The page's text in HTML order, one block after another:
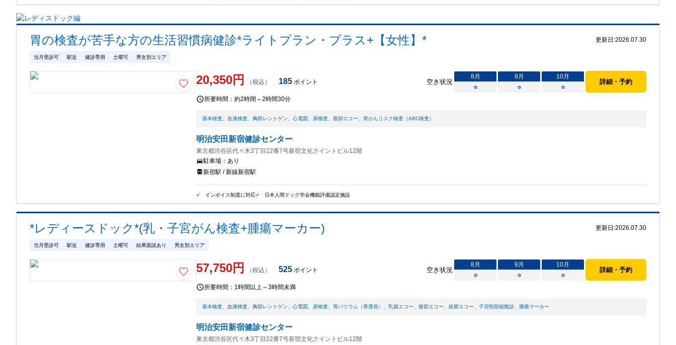
胃の検査が苦手な方の生活習慣病健診*ライトプラン・プラス+【女性】* 更新日:2026.07.30
当月受診可 駅近 健診専用 土曜可 男女別エリア
20,350円 （税込） 185 ポイント 空き状況
8月 9月 10月
○
○ ○
詳細・予約
所要時間：約2時間～2時間30分
基本検査 血液検査 胸部レントゲン 、心電図 尿検査 腹部エコー 胃がんリスク検査（ABC検査）
明治安田新宿健診センター
東京都渋谷区代々木3丁目22番7号新宿文化クイントビル12階
駐車場：あり
新宿駅 / 新線新宿駅
インボイス制度に対応 日本人間ドック学会機能評価認定施設
*レディースドック*(乳・子宮がん検査+腫瘍マーカー) 更新日:2026.07.30
当月受診可 駅近 健診専用 土曜可 結果面談あり 男女別エリア
57,750円 （税込） 525 ポイント 空き状況
8月 9月 10月
○
○ ○
詳細・予約
所要時間： 1時間以上～3時間未満
基本検査 血液検査 胸部レントゲン 、心電図 尿検査 胃バリウム（胃透視） 、乳腺エコー 腹部エコー 、経膣エコー 、子宮頸部細胞診 腫瘍マーカー
明治安田新宿健診センター
東京都渋谷区代々木3丁目22番7号新宿文化クイントビル12階